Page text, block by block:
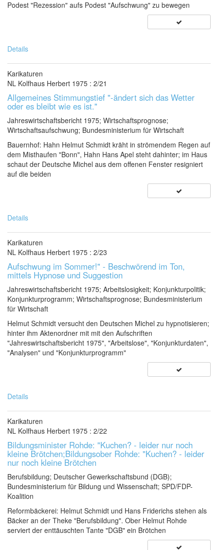
Podest "Rezession" aufs Podest "Aufschwung" zu bewegen
Details
Karikaturen
NL Kolfhaus Herbert 1975 : 2/21
Allgemeines Stimmungstief "-ändert sich das Wetter
oder es bleibt wie es ist."
Jahreswirtschaftsbericht 1975; Wirtschaftsprognose;
Wirtschaftsaufschwung; Bundesministerium für Wirtschaft
Bauernhof: Hahn Helmut Schmidt kräht in strömendem Regen auf
dem Misthaufen "Bonn", Hahn Hans Apel steht dahinter; im Haus
schaut der Deutsche Michel aus dem offenen Fenster resigniert
auf die beiden
Details
Karikaturen
NL Kolfhaus Herbert 1975 : 2/23
Aufschwung im Sommer!" - Beschwörend im Ton,
mittels Hypnose und Suggestion
Jahreswirtschaftsbericht 1975; Arbeitslosigkeit; Konjunkturpolitik;
Konjunkturprogramm; Wirtschaftsprognose; Bundesministerium
für Wirtschaft
Helmut Schmidt versucht den Deutschen Michel zu hypnotisieren;
hinter ihm Aktenordner mit mit den Aufschriften
"Jahreswirtschaftsbericht 1975", "Arbeitslose", "Konjunkturdaten",
"Analysen" und "Konjunkturprogramm"
Details
Karikaturen
NL Kolfhaus Herbert 1975 : 2/22
Bildungsminister Rohde: "Kuchen? - leider nur noch
kleine Brötchen;Bildungsober Rohde: "Kuchen? - leider
nur noch kleine Brötchen
Berufsbildung; Deutscher Gewerkschaftsbund (DGB);
Bundesministerium für Bildung und Wissenschaft; SPD/FDP-
Koalition
Reformbäckerei: Helmut Schmidt und Hans Friderichs stehen als
Bäcker an der Theke "Berufsbildung". Ober Helmut Rohde
serviert der enttäuschten Tante "DGB" ein Brötchen